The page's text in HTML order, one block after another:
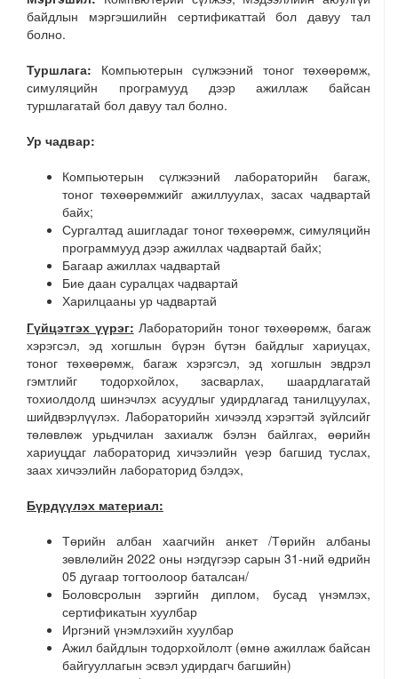
байдлын мэргэшилийн сертификаттай бол давуу тал
болно.
Туршлага: Компьютерын сүлжээний тоног төхөөрөмж,
симуляцийн програмууд дээр ажиллаж байсан
туршлагатай бол давуу тал болно.
Ур чадвар:
Компьютерын сүлжээний лабораторийн багаж,
тоног төхөөрөмжийг ажиллуулах, засах чадвартай
байх;
Сургалтад ашигладаг тоног төхөөрөмж, симуляцийн
программууд дээр ажиллах чадвартай байх;
Багаар ажиллах чадвартай
Бие даан суралцах чадвартай
Харилцааны ур чадвартай
Гүйцэтгэх үүрэг: Лабораторийн тоног төхөөрөмж, багаж
хэрэгсэл, эд хогшлын бүрэн бүтэн байдлыг хариуцах,
тоног төхөөрөмж, багаж хэрэгсэл, эд хогшлын эвдрэл
гэмтлийг тодорхойлох, засварлах, шаардлагатай
тохиолдолд шинэчлэх асуудлыг удирдлагад танилцуулах,
шийдвэрлүүлэх. Лабораторийн хичээлд хэрэгтэй зүйлсийг
төлөвлөж урьдчилан захиалж бэлэн байлгах, өөрийн
хариуцдаг лабораторид хичээлийн үеэр багшид туслах,
заах хичээлийн лабораторид бэлдэх,
Бүрдүүлэх материал:
Төрийн албан хаагчийн анкет /Төрийн албаны
зөвлөлийн 2022 оны нэгдүгээр сарын 31-ний өдрийн
05 дугаар тогтоолоор баталсан/
Боловсролын зэргийн диплом, бусад үнэмлэх,
сертификатын хуулбар
Иргэний үнэмлэхийн хуулбар
Ажил байдлын тодорхойлолт (өмнө ажиллаж байсан
байгууллагын эсвэл удирдагч багшийн)